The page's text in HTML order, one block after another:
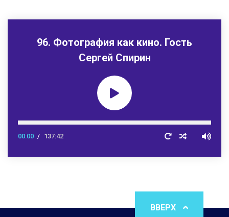
96. Фотография как кино. Гость
Сергей Спирин
00:00 137:42
ВВЕРХ